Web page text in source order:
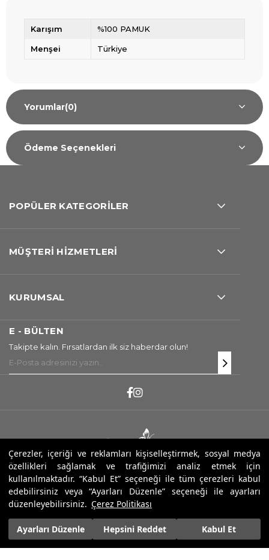
Çerezler, içeriği ve reklamları kişiselleştirmek, sosyal medya
özellikleri sağlamak ve trafiğimizi analiz etmek için
kullanılmaktadır. “Kabul Et” seçeneği ile tüm çerezleri kabul
edebilirsiniz veya “Ayarları Düzenle” seçeneği ile ayarları
düzenleyebilirsiniz. Çerez Politikası
Ayarları Düzenle Hepsini Reddet Kabul Et
Karışım %100 PAMUK
Menşei Türkiye
Yorumlar(0)
Ödeme Seçenekleri
POPÜLER KATEGORİLER
MÜŞTERİ HİZMETLERİ
KURUMSAL
E - BÜLTEN
Takipte kalın. Fırsatlardan ilk siz haberdar olun!
Copyright ® 2026 Sarev. Tüm Hakları Saklıdır.
2.244,00 ₺